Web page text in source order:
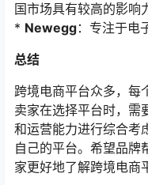
国市场具有较高的影响
* Newegg：专注于电
总结
跨境电商平台众多，每
卖家在选择平台时，需
和运营能力进行综合考
自己的平台。希望品牌
家更好地了解跨境电商